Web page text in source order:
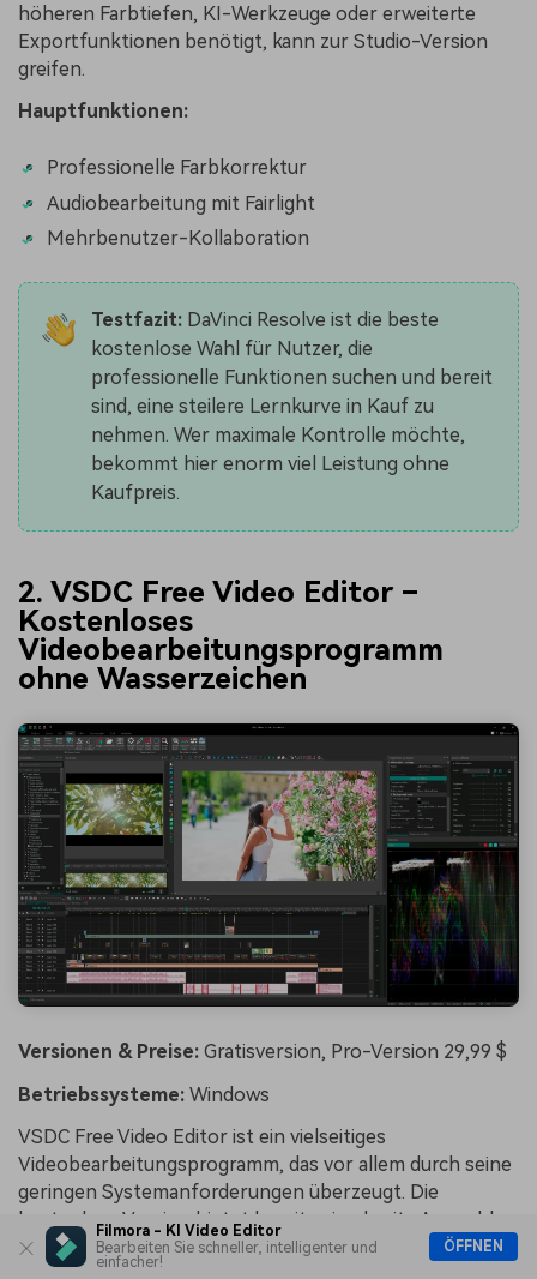
Filmora - KI Video Editor
Bearbeiten Sie schneller, intelligenter und
einfacher!
ÖFFNEN
höheren Farbtiefen, KI-Werkzeuge oder erweiterte
Exportfunktionen benötigt, kann zur Studio-Version
greifen.
Hauptfunktionen:
Professionelle Farbkorrektur
Audiobearbeitung mit Fairlight
Mehrbenutzer-Kollaboration
Testfazit:DaVinci Resolve ist die beste
kostenlose Wahl für Nutzer, die
professionelle Funktionen suchen und bereit
sind, eine steilere Lernkurve in Kauf zu
nehmen. Wer maximale Kontrolle möchte,
bekommt hier enorm viel Leistung ohne
Kaufpreis.
2. VSDC Free Video Editor –
Kostenloses
Videobearbeitungsprogramm
ohne Wasserzeichen
Versionen & Preise: Gratisversion, Pro-Version 29,99 $
Betriebssysteme: Windows
VSDC Free Video Editor ist ein vielseitiges
Videobearbeitungsprogramm, das vor allem durch seine
geringen Systemanforderungen überzeugt. Die
kostenlose Version bietet bereits eine breite Auswahl
an Funktionen zum Schneiden, Bearbeiten und